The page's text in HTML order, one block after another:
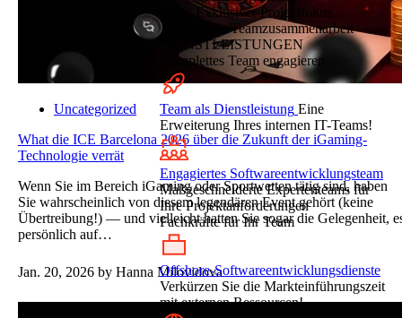
Uncategorized
What die ICE Barcelona 2026 über die Zukunft der iGaming-
Technologie verrät
Wenn Sie im Bereich iGaming oder Sportwetten tätig sind, haben
Sie wahrscheinlich von diesem legendären Event gehört (keine
Übertreibung!) — und vielleicht hatten Sie sogar die Gelegenheit,
persönlich auf…
Jan. 20, 2026 by Hanna Milovidova
Exklusiver Projektfokus
Agile Teamzusammenarbeit
DIENSTLEISTUNGEN
Komplettes Team engagieren
Team als Dienstleistung Eine
Erweiterung Ihres internen IT-Teams!
Engagiertes Softwareentwicklungsteam
Maßgeschneiderte Expertenteams für
Ihre Projektanforderungen
Fachkräfte für Ihr Team
Offshore-Softwareentwicklungsdienste
Verkürzen Sie die Markteinführungszeit
mit externen Ressourcen!